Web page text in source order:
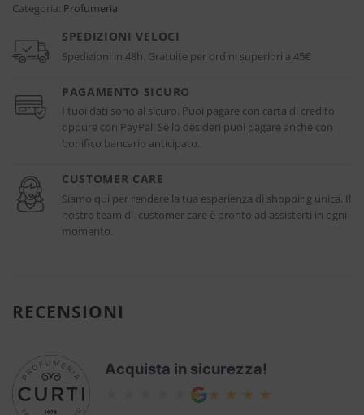
Categoria: Profumeria
SPEDIZIONI VELOCI
Spedizioni in 48h. Gratuite per ordini superiori a 45€
PAGAMENTO SICURO
I tuoi dati sono al sicuro. Puoi pagare con carta di credito
oppure con PayPal. Se lo desideri puoi pagare anche con
bonifico bancario anticipato.
CUSTOMER CARE
Siamo qui per rendere la tua esperienza di shopping unica. Il
nostro team di customer care è pronto ad assisterti in ogni
momento.
RECENSIONI
Acquista in sicurezza!